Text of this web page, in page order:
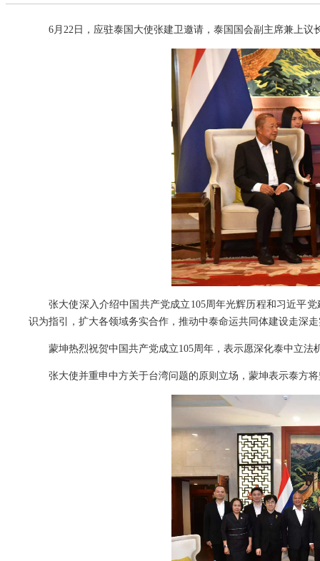
6月22日，应驻泰国大使张建卫邀请，泰国国会副主席兼上
张大使深入介绍中国共产党成立105周年光辉历程和习近平
识为指引，扩大各领域务实合作，推动中泰命运共同体建设走深
蒙坤热烈祝贺中国共产党成立105周年，表示愿深化泰中立
张大使并重申中方关于台湾问题的原则立场，蒙坤表示泰方